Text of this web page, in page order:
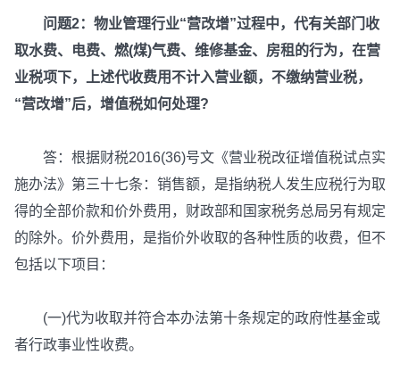
问题2：物业管理行业“营改增”过程中，代有关部门收
取水费、电费、燃(煤)气费、维修基金、房租的行为，在营
业税项下，上述代收费用不计入营业额，不缴纳营业税，
“营改增”后，增值税如何处理?
答：根据财税2016(36)号文《营业税改征增值税试点实
施办法》第三十七条：销售额，是指纳税人发生应税行为取
得的全部价款和价外费用，财政部和国家税务总局另有规定
的除外。价外费用，是指价外收取的各种性质的收费，但不
包括以下项目：
(一)代为收取并符合本办法第十条规定的政府性基金或
者行政事业性收费。